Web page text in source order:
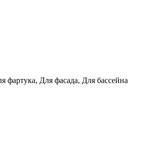
фартука, Для фасада, Для бассейна